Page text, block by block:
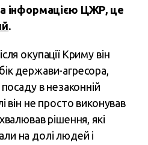
інформацією ЦЖР, це
.
окупації Криму він
держави-агресора,
в незаконній
він не просто виконував
рішення, які
на долі людей і